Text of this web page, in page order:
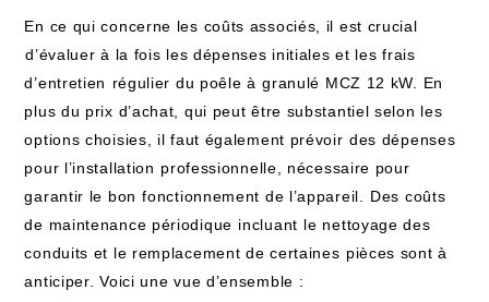
En ce qui ‍concerne les coûts associés, il​ est crucial
⁣d’évaluer à la fois les ​dépenses‍ initiales et les frais
d’entretien⁤ régulier du poêle à ⁤granulé MCZ 12 kW. En
‌plus du prix d’achat, qui peut être substantiel selon les‍
options choisies, il​ faut également prévoir⁤ des dépenses
pour l’installation ⁤professionnelle, ​nécessaire‍ pour
garantir le bon ⁢fonctionnement ‍de l’appareil. ⁤Des coûts⁢
de maintenance périodique⁢ incluant ⁤le‍ nettoyage ‌des
conduits et le remplacement de certaines ⁤pièces sont à
anticiper. Voici une vue d’ensemble⁢ :